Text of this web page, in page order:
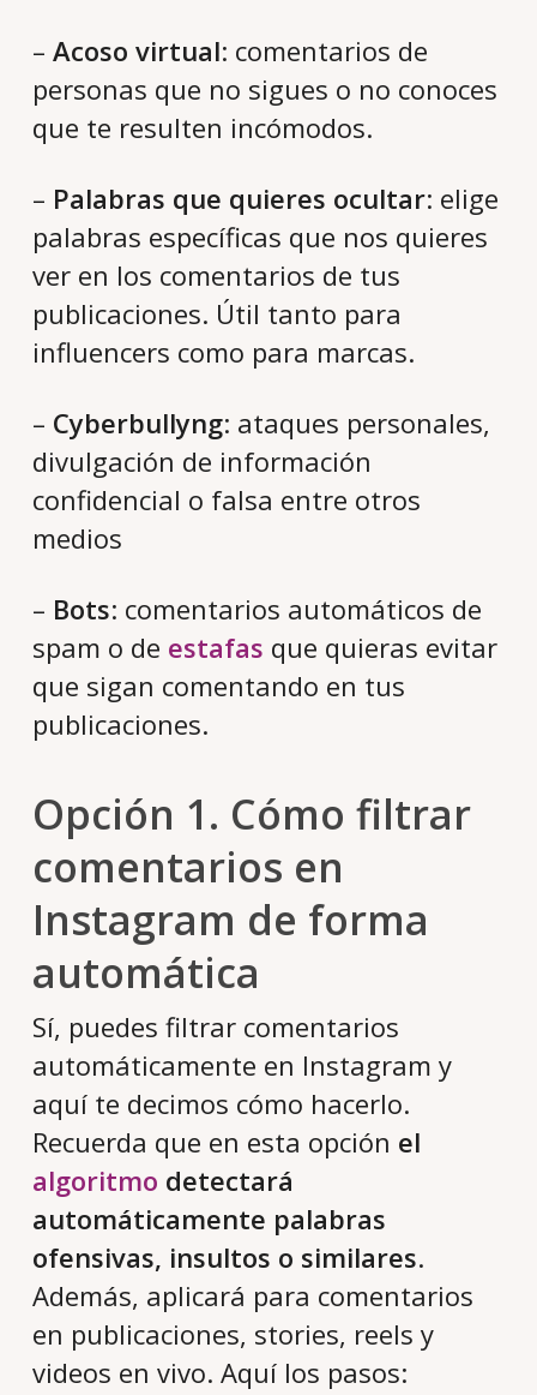
– Acoso virtual: comentarios de
personas que no sigues o no conoces
que te resulten incómodos.
– Palabras que quieres ocultar: elige
palabras específicas que nos quieres
ver en los comentarios de tus
publicaciones. Útil tanto para
influencers como para marcas.
– Cyberbullyng: ataques personales,
divulgación de información
confidencial o falsa entre otros
medios
– Bots: comentarios automáticos de
spam o de estafas que quieras evitar
que sigan comentando en tus
publicaciones.
Opción 1. Cómo filtrar
comentarios en
Instagram de forma
automática
Sí, puedes filtrar comentarios
automáticamente en Instagram y
aquí te decimos cómo hacerlo.
Recuerda que en esta opción el
algoritmo detectará
automáticamente palabras
ofensivas, insultos o similares.
Además, aplicará para comentarios
en publicaciones, stories, reels y
videos en vivo. Aquí los pasos: